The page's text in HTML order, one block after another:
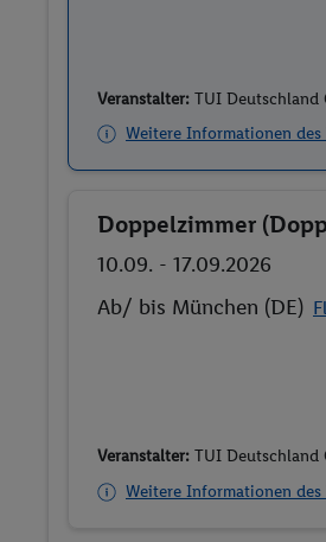
Veranstalter: TUI Deutschland
Weitere Informationen des
Buchen
Doppelzimmer
10.09. - 17.09.2026
Ab/ bis München (DE)
Veranstalter: TUI Deutschland
Weitere Informationen des